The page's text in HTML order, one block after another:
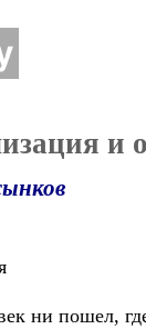
и
ни пошел,